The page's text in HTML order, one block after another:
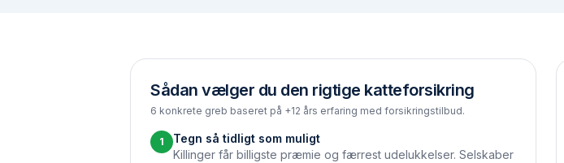
Sådan vælger du den rigtige katteforsikring
6 konkrete greb baseret på +12 års erfaring med forsikringstilbud.
1
Tegn så tidligt som muligt
Killinger får billigste præmie og færrest udelukkelser. Selskaber